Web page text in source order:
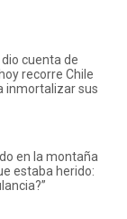
cuenta de
recorre Chile
inmortalizar sus
en la montaña
estaba herido: